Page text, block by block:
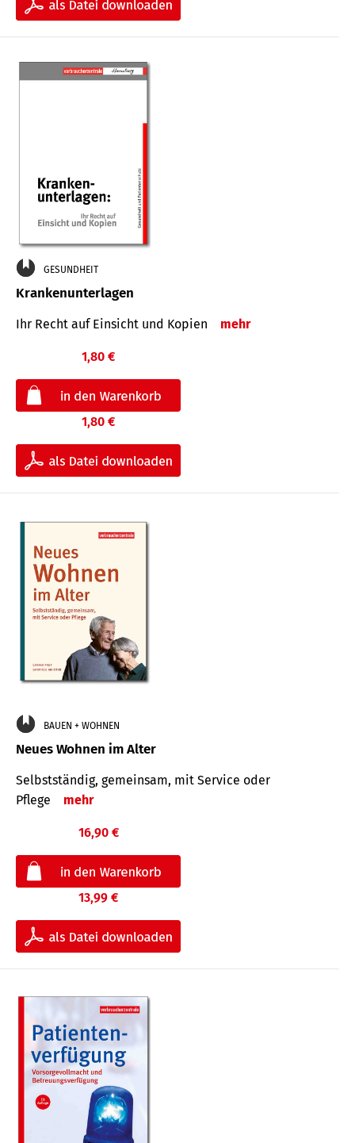
GESUNDHEIT
Krankenunterlagen
Ihr Recht auf Einsicht und Kopien mehr
1,80 €
1,80 €
BAUEN + WOHNEN
Neues Wohnen im Alter
Selbstständig, gemeinsam, mit Service oder
Pflege
mehr
16,90 €
13,99 €